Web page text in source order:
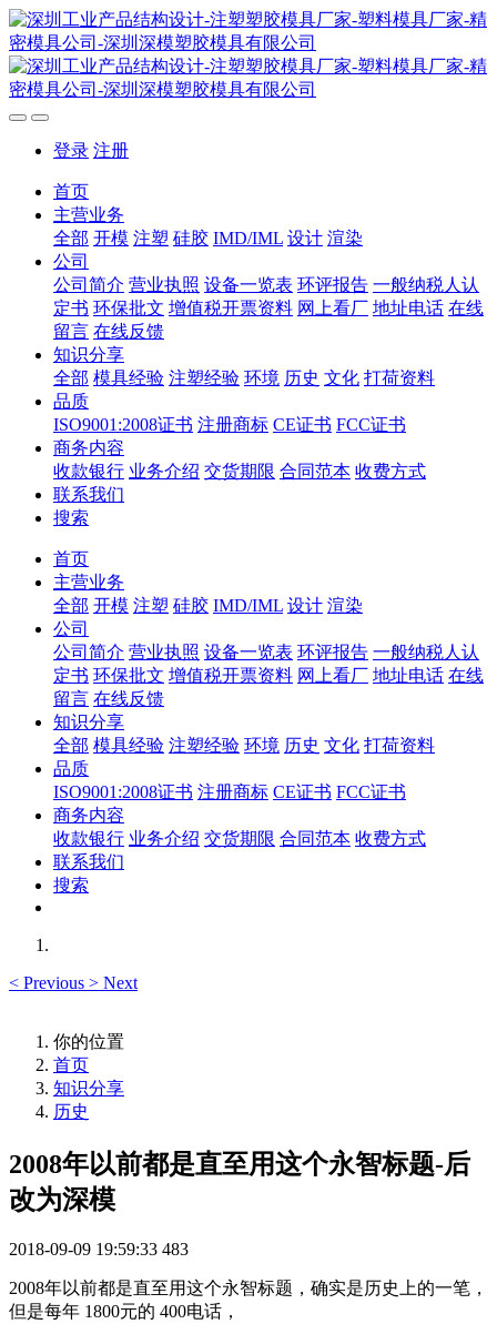
登录 注册
首页
主营业务
全部 开模 注塑 硅胶 IMD/IML 设计 渲染
公司
公司简介 营业执照 设备一览表 环评报告 一般纳税人认
定书 环保批文 增值税开票资料 网上看厂 地址电话 在线
留言 在线反馈
知识分享
全部 模具经验 注塑经验 环境 历史 文化 打荷资料
品质
ISO9001:2008证书 注册商标 CE证书 FCC证书
商务内容
收款银行 业务介绍 交货期限 合同范本 收费方式
联系我们
搜索
首页
主营业务
全部 开模 注塑 硅胶 IMD/IML 设计 渲染
公司
公司简介 营业执照 设备一览表 环评报告 一般纳税人认
定书 环保批文 增值税开票资料 网上看厂 地址电话 在线
留言 在线反馈
知识分享
全部 模具经验 注塑经验 环境 历史 文化 打荷资料
品质
ISO9001:2008证书 注册商标 CE证书 FCC证书
商务内容
收款银行 业务介绍 交货期限 合同范本 收费方式
联系我们
搜索
< Previous > Next
你的位置
首页
知识分享
历史
2008年以前都是直至用这个永智标题-后
改为深模
2018-09-09 19:59:33 483
2008年以前都是直至用这个永智标题，确实是历史上的一笔，
但是每年 1800元的 400电话，